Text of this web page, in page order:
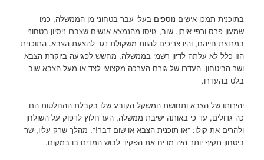
בתוכנית תמכו אישים נוספים בעלי עבר בטחוני מן הממשלה, כמו
שמעון פרס ורפי איתן. שוב, גויסו מהנמצא אנשים שצברו ניסיון בטחוני
במרוצת חייהם, והיו צריכים להוות משקולת נגד להצעת הצבא. התוכנית
הזו כלל לא עלתה לדיון רשמי בממשלה, מחשש לפגיעה ביוקרת הצבא
ושר הביטחון. העדרו של גורם הערכה מקצועי לצד או מעל הצבא שוב
בלט בהעדרו.
יהירותו של הצבא ותחושת המשקל הקובע שלו בקבלת ההחלטות הם
כה גדולים, עד כי באותה ישיבת ממשלה, העז חלוץ לדפוק על השולחן
ולהרים את קולו: "או תוכנית הצבא או שום דבר!". מהלך שרק עליו, שר
ביטחון תקיף יותר היה מדיח את הפקיד לבוש המדים בו במקום.